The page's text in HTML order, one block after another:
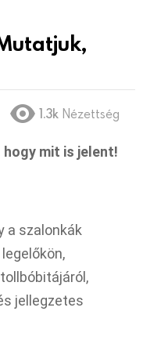
1.3k Nézettség
mit is jelent!
a szalonkák
jellegzetes